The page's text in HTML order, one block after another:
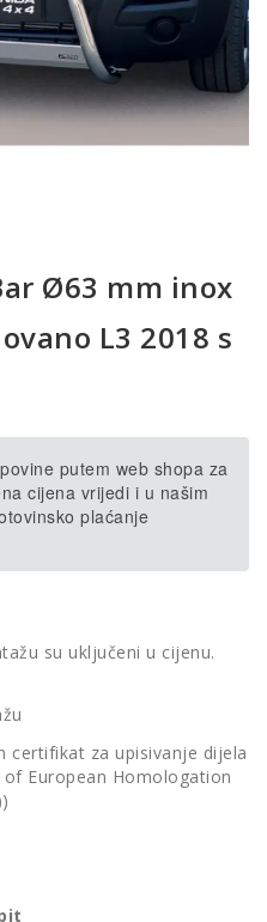
Ø63 mm inox
L3 2018 s
putem web shopa za
cijena vrijedi i u našim
plaćanje
su uključeni u cijenu.
certifikat za upisivanje dijela
European Homologation